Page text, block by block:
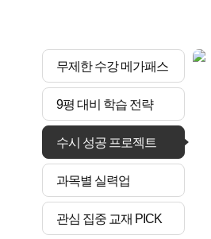
무제한 수강 메가패스
9평 대비 학습 전략
수시 성공 프로젝트
과목별 실력업
관심 집중 교재 PICK